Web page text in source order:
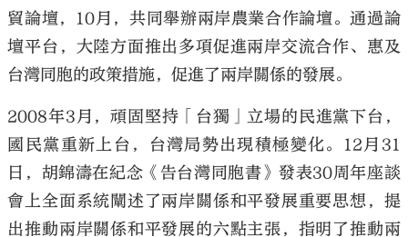
貿論壇，10月，共同舉辦兩岸農業合作論壇。通過論
壇平台，大陸方面推出多項促進兩岸交流合作、惠及
台灣同胞的政策措施，促進了兩岸關係的發展。
2008年3月，頑固堅持「台獨」立場的民進黨下台，
國民黨重新上台，台灣局勢出現積極變化。12月31
日，胡錦濤在紀念《告台灣同胞書》發表30周年座談
會上全面系統闡述了兩岸關係和平發展重要思想，提
出推動兩岸關係和平發展的六點主張，指明了推動兩